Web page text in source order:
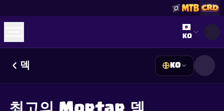
Select
KO
덱 KO
Discord 참여하기
Guides